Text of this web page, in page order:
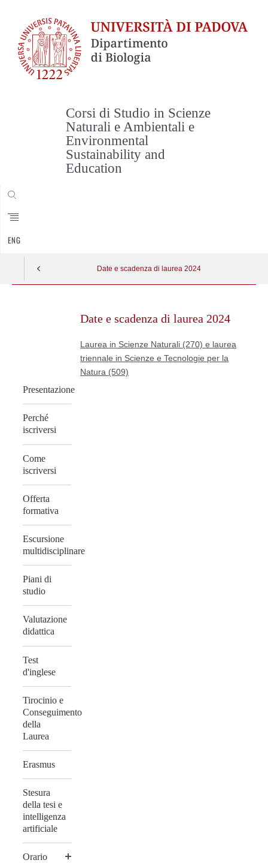
Corsi di Studio in Scienze
Naturali e Ambientali e
Environmental
Sustainability and
Education
ENG
Date e scadenza di laurea 2024
Presentazione
Perché
iscriversi
Come
iscriversi
Offerta
formativa
Escursione
multidisciplinare
Piani di
studio
Valutazione
didattica
Test
d'inglese
Tirocinio e
Conseguimento
della
Laurea
Erasmus
Stesura
della tesi e
intelligenza
artificiale
Orario
content
Date e scadenza di laurea 2024
Laurea in Scienze Naturali (270) e laurea
triennale in Scienze e Tecnologie per la
Natura (509)